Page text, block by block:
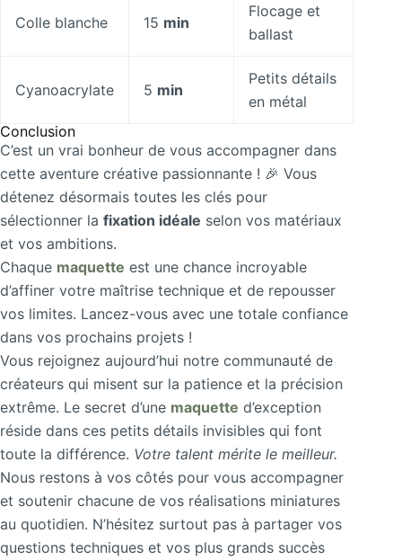
Colle blanche 15 min
Flocage et
ballast
Cyanoacrylate 5 min
Petits détails
en métal
Conclusion
C’est un vrai bonheur de vous accompagner dans
cette aventure créative passionnante ! 🎉 Vous
détenez désormais toutes les clés pour
sélectionner la fixation idéale selon vos matériaux
et vos ambitions.
Chaque maquette est une chance incroyable
d’affiner votre maîtrise technique et de repousser
vos limites. Lancez-vous avec une totale confiance
dans vos prochains projets !
Vous rejoignez aujourd’hui notre communauté de
créateurs qui misent sur la patience et la précision
extrême. Le secret d’une maquette d’exception
réside dans ces petits détails invisibles qui font
toute la différence. Votre talent mérite le meilleur.
Nous restons à vos côtés pour vous accompagner
et soutenir chacune de vos réalisations miniatures
au quotidien. N’hésitez surtout pas à partager vos
questions techniques et vos plus grands succès